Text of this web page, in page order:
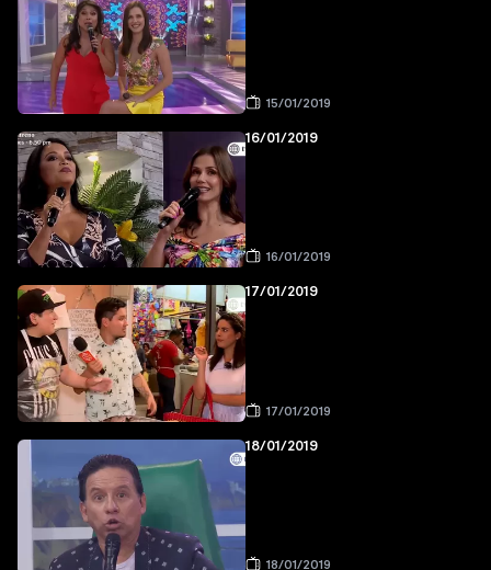
15/01/2019
16/01/2019
16/01/2019
17/01/2019
17/01/2019
18/01/2019
18/01/2019